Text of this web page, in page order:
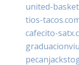
united-
tios-
cafecito-